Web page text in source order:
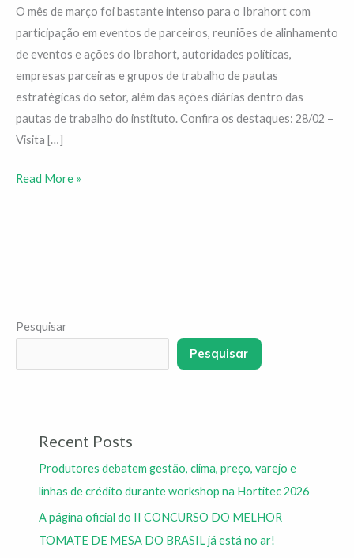
O mês de março foi bastante intenso para o Ibrahort com
participação em eventos de parceiros, reuniões de alinhamento
de eventos e ações do Ibrahort, autoridades políticas,
empresas parceiras e grupos de trabalho de pautas
estratégicas do setor, além das ações diárias dentro das
pautas de trabalho do instituto. Confira os destaques: 28/02 –
Visita […]
Read More »
Pesquisar
Pesquisar
Recent Posts
Produtores debatem gestão, clima, preço, varejo e
linhas de crédito durante workshop na Hortitec 2026
A página oficial do II CONCURSO DO MELHOR
TOMATE DE MESA DO BRASIL já está no ar!